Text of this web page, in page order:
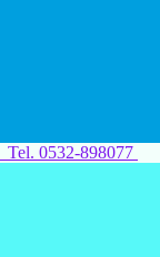
Tel. 0532-898077